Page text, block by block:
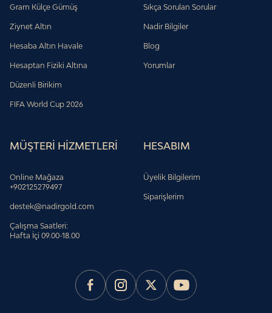
Gram Külçe Gümüş
Ziynet Altın
Hesaba Altın Havale
Hesaptan Fiziki Altına
Düzenli Birikim
FIFA World Cup 2026
Sıkça Sorulan Sorular
Nadir Bilgiler
Blog
Yorumlar
MÜŞTERİ HİZMETLERİ
Online Mağaza
+902125279497
destek@nadirgold.com
Çalışma Saatleri:
Hafta İçi 09.00-18.00
HESABIM
Üyelik Bilgilerim
Siparişlerim